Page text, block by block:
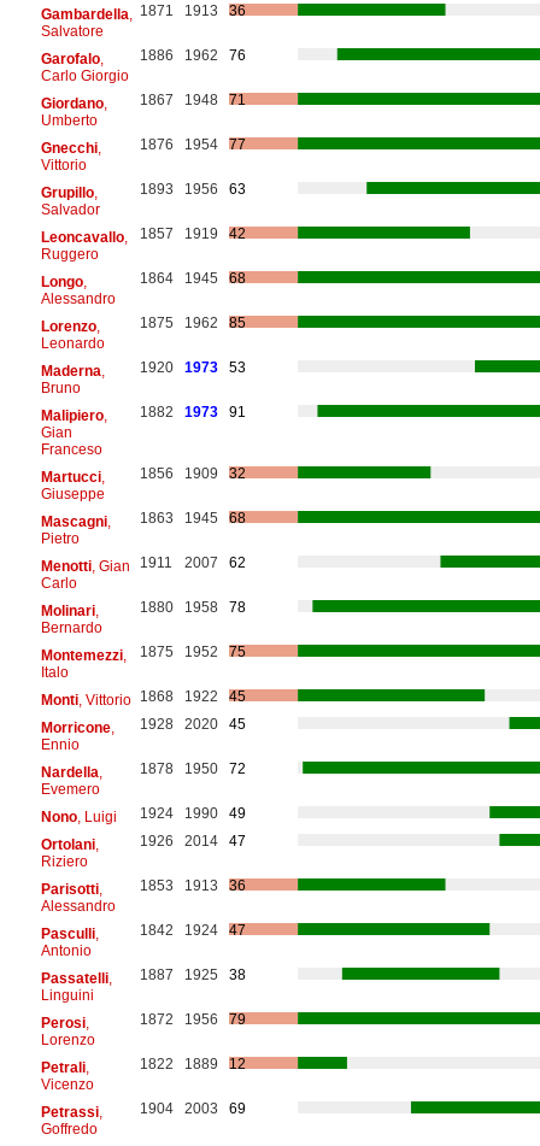
Gambardella
Salvatore
1871 1913 36
Garofalo,
Carlo Giorgio
1886 1962 76
Giordano,
Umberto
1867 1948 71
Gnecchi,
Vittorio
1876 1954 77
Grupillo,
Salvador
1893 1956 63
Leoncavallo,
Ruggero
1857 1919 42
Longo,
Alessandro
1864 1945 68
Lorenzo,
Leonardo
1875 1962 85
Maderna
Bruno
1920 1973 53
Malipiero,
Gian
Franceso
1882 1973 91
Martucci,
Giuseppe
1856 1909 32
Mascagni,
Pietro
1863 1945 68
Menotti, Gian
Carlo
1911 2007 62
Molinari,
Bernardo
1880 1958 78
Montemezzi,
Italo
1875 1952 75
Monti, Vittorio 1868 1922
45
Morricone,
Ennio
1928 2020 45
Nardella
Evemero
1878 1950 72
Nono, Luigi 1924 1990
49
Ortolani,
Riziero
1926 2014 47
Parisotti,
Alessandro
1853 1913 36
Pasculli,
Antonio
1842 1924 47
Passatelli,
Linguini
1887 1925 38
Perosi,
Lorenzo
1872 1956 79
Petrali,
Vicenzo
1822 1889 12
Petrassi,
Goffredo
1904 2003 69